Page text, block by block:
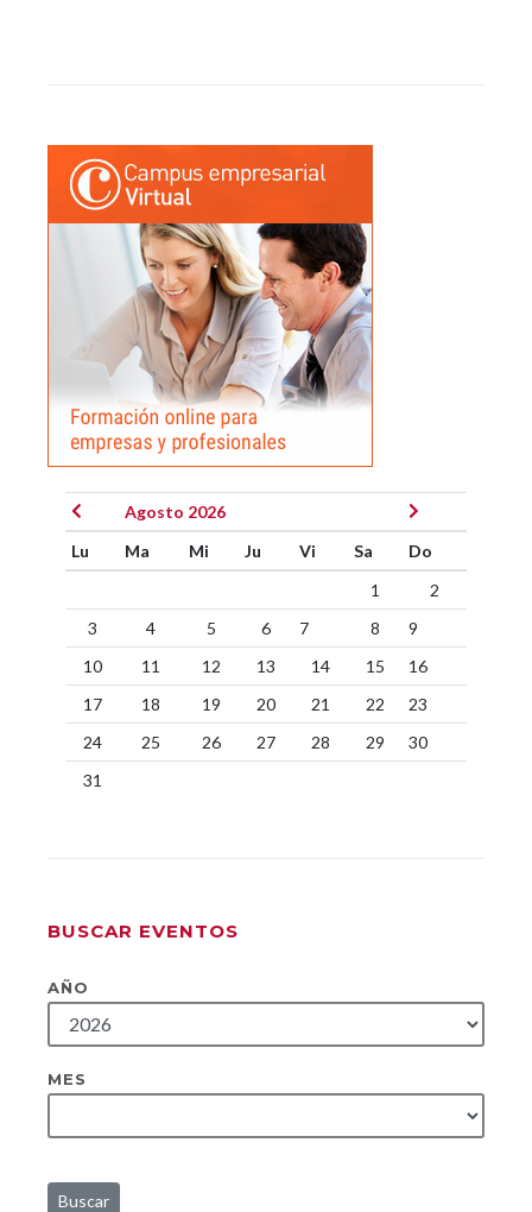
Agosto 2026
Lu
Ma Mi Ju Vi Sa
Do
1
2
3
4 5 6 7 8
9
10
11 12 13 14 15
16
17
18 19 20 21 22
23
24
25 26 27 28 29
30
31
BUSCAR EVENTOS
AÑO
MES
Buscar